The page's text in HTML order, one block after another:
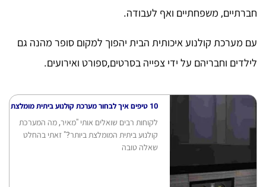
חברתיים, משפחתיים ואף לעבודה.
עם מערכת קולנוע איכותית הבית יהפוך למקום סופר מהנה גם
לילדים וחבריהם על ידי צפייה בסרטים,ספורט ואירועים.
10 טיפים איך לבחור מערכת קולנוע ביתית מומלצת
לקוחות רבים שואלים אותי "מאיר, מה המערכת
קולנוע ביתית המומלצת ביותר?" זאתי בהחלט
שאלה טובה